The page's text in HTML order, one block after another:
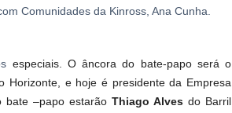
Comunidades da Kinross, Ana Cunha.
especiais. O âncora do bate-papo será o
Horizonte, e hoje é presidente da Empresa
bate –papo estarão Thiago Alvesdo Barril